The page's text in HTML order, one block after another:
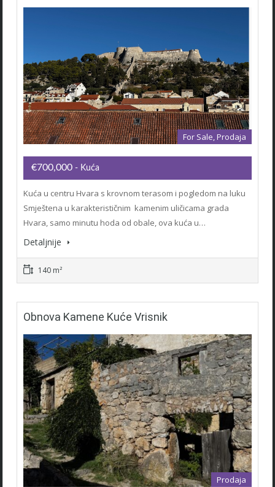
For Sale, Prodaja
€700,000 - Kuća
Kuća u centru Hvara s krovnom terasom i pogledom na luku
Smještena u karakterističnim kamenim uličicama grada
Hvara, samo minutu hoda od obale, ova kuća u…
Detaljnije
140 m²
Obnova Kamene Kuće Vrisnik
Prodaja